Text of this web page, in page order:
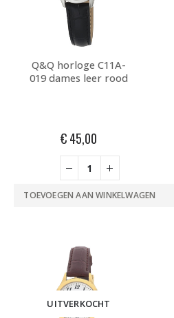
Q&Q horloge C11A-
019 dames leer rood
€45,00
TOEVOEGEN AAN WINKELWAGEN
UITVERKOCHT